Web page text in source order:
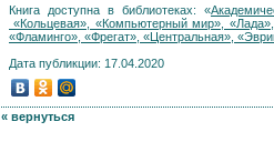
Книга доступна в библиотеках: «
«Кольцевая», «Компьютерный мир»,
«Фламинго», «Фрегат», «Центральная»,
Дата публикции: 17.04.2020
« вернуться